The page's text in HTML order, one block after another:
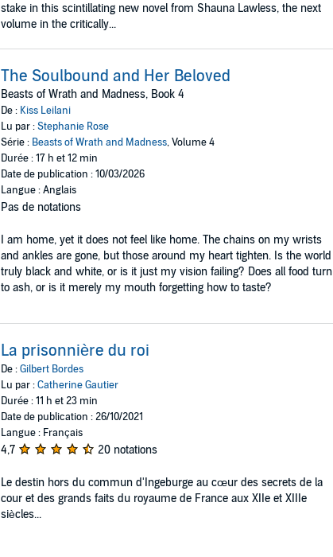
stake in this scintillating new novel from Shauna Lawless, the next
volume in the critically...
The Soulbound and Her Beloved
Beasts of Wrath and Madness, Book 4
De : Kiss Leilani
Lu par :Stephanie Rose
Série : Beasts of Wrath and Madness, Volume 4
Durée : 17 h et 12 min
Date de publication : 10/03/2026
Langue : Anglais
Pas de notations
I am home, yet it does not feel like home. The chains on my wrists
and ankles are gone, but those around my heart tighten. Is the world
truly black and white, or is it just my vision failing? Does all food turn
to ash, or is it merely my mouth forgetting how to taste?
La prisonnière du roi
De :Gilbert Bordes
Lu par :Catherine Gautier
Durée : 11 h et 23 min
Date de publication : 26/10/2021
Langue : Français
4,7 20 notations
Le destin hors du commun d'Ingeburge au cœur des secrets de la
cour et des grands faits du royaume de France aux XIIe et XIIIe
siècles...